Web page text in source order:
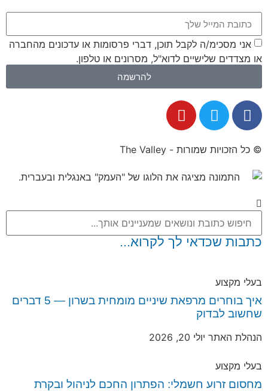
אני מסכימ/ה לקבל תוכן, דברי פרסומות או עדכונים מהחברה
או מצדדים שלישיים לדוא"ל, מסרונים או טלפון.
להרשמה
© כל הזכויות שמורות - The Valley
כתבות שכדאי לך לקרוא...
בעלי מקצוע
איך בוחרים מרפאת שיניים מומחית בשרון — 5 דברים
שחשוב לבדוק
הנהלת האתר יולי 20, 2026
בעלי מקצוע
מחסום זרוע חשמלי: הפתרון החכם לניהול ובקרת